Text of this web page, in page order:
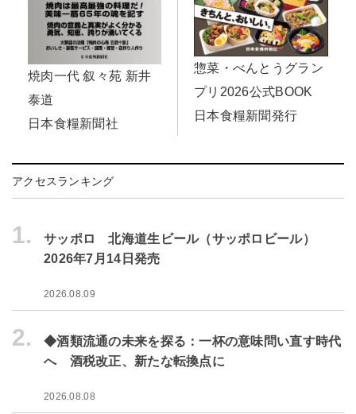
焼肉一代 叙々苑 新井
泰道
日本食糧新聞社
惣菜・べんとうグラン
プリ2026公式BOOK
日本食糧新聞発行
アクセスランキング
1.
サッポロ 北海道生ビール（サッポロビール）
2026年7月14日発売
2026.08.09
2.
◆酒類流通の未来を探る：一杯の意味問い直す時代
へ 酒税改正、新たな転換点に
2026.08.08